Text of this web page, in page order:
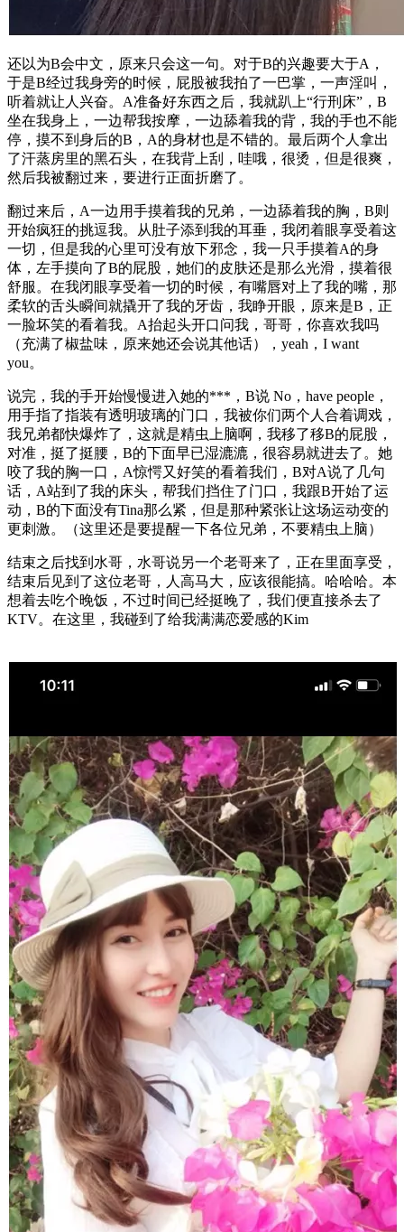
还以为B会中文，原来只会这一句。对于B的兴趣要大于A，
于是B经过我身旁的时候，屁股被我拍了一巴掌，一声淫叫，
听着就让人兴奋。A准备好东西之后，我就趴上“行刑床”，B
坐在我身上，一边帮我按摩，一边舔着我的背，我的手也不能
停，摸不到身后的B，A的身材也是不错的。最后两个人拿出
了汗蒸房里的黑石头，在我背上刮，哇哦，很烫，但是很爽，
然后我被翻过来，要进行正面折磨了。
翻过来后，A一边用手摸着我的兄弟，一边舔着我的胸，B则
开始疯狂的挑逗我。从肚子添到我的耳垂，我闭着眼享受着这
一切，但是我的心里可没有放下邪念，我一只手摸着A的身
体，左手摸向了B的屁股，她们的皮肤还是那么光滑，摸着很
舒服。在我闭眼享受着一切的时候，有嘴唇对上了我的嘴，那
柔软的舌头瞬间就撬开了我的牙齿，我睁开眼，原来是B，正
一脸坏笑的看着我。A抬起头开口问我，哥哥，你喜欢我吗
（充满了椒盐味，原来她还会说其他话），yeah，I want
you。
说完，我的手开始慢慢进入她的***，B说 No，have people，
用手指了指装有透明玻璃的门口，我被你们两个人合着调戏，
我兄弟都快爆炸了，这就是精虫上脑啊，我移了移B的屁股，
对准，挺了挺腰，B的下面早已湿漉漉，很容易就进去了。她
咬了我的胸一口，A惊愕又好笑的看着我们，B对A说了几句
话，A站到了我的床头，帮我们挡住了门口，我跟B开始了运
动，B的下面没有Tina那么紧，但是那种紧张让这场运动变的
更刺激。（这里还是要提醒一下各位兄弟，不要精虫上脑）
结束之后找到水哥，水哥说另一个老哥来了，正在里面享受，
结束后见到了这位老哥，人高马大，应该很能搞。哈哈哈。本
想着去吃个晚饭，不过时间已经挺晚了，我们便直接杀去了
KTV。在这里，我碰到了给我满满恋爱感的Kim